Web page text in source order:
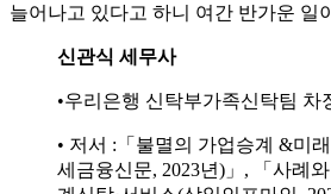
늘어나고 있다고 하니 여간 반가운 일
신관식 세무사
•우리은행 신탁부가족신탁팀 차
• 저서 :「불멸의 가업승계 &미
세금융신문, 2023년)」, 「사례